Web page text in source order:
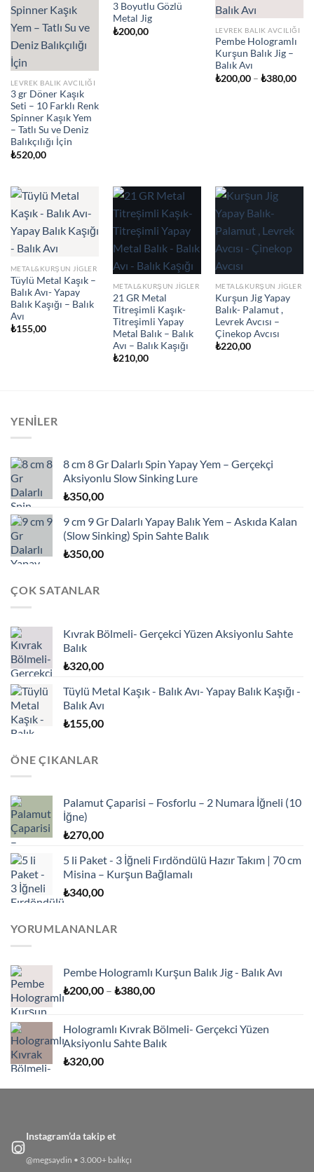
LEVREK BALIK AVCILIĞI
3 gr Döner Kaşık
Seti – 10 Farklı Renk
Spinner Kaşık Yem
– Tatlı Su ve Deniz
Balıkçılığı İçin
₺520,00
3 Boyutlu Gözlü
Metal Jig
₺200,00 LEVREK BALIK AVCILIĞI
Pembe Hologramlı
Kurşun Balık Jig –
Balık Avı
₺200,00 – ₺380,00
METAL&KURŞUN JIGLER
Tüylü Metal Kaşık –
Balık Avı- Yapay
Balık Kaşığı – Balık
Avı
₺155,00
METAL&KURŞUN JIGLER
21 GR Metal
Titreşimli Kaşık-
Titreşimli Yapay
Metal Balık – Balık
Avı – Balık Kaşığı
₺210,00
METAL&KURŞUN JIGLER
Kurşun Jig Yapay
Balık- Palamut ,
Levrek Avcısı –
Çinekop Avcısı
₺220,00
YENILER
8 cm 8 Gr Dalarlı Spin Yapay Yem – Gerçekçi
Aksiyonlu Slow Sinking Lure
₺350,00
9 cm 9 Gr Dalarlı Yapay Balık Yem – Askıda Kalan
(Slow Sinking) Spin Sahte Balık
₺350,00
ÇOK SATANLAR
Kıvrak Bölmeli- Gerçekci Yüzen Aksiyonlu Sahte
Balık
₺320,00
Tüylü Metal Kaşık - Balık Avı- Yapay Balık Kaşığı -
Balık Avı
₺155,00
ÖNE ÇIKANLAR
Palamut Çaparisi – Fosforlu – 2 Numara İğneli (10
İğne)
₺270,00
5 li Paket - 3 İğneli Fırdöndülü Hazır Takım | 70 cm
Misina – Kurşun Bağlamalı
₺340,00
YORUMLANANLAR
Pembe Hologramlı Kurşun Balık Jig - Balık Avı
₺200,00 – ₺380,00Fiyat
-
₺380,00
Hologramlı Kıvrak Bölmeli- Gerçekci Yüzen
Aksiyonlu Sahte Balık
₺320,00
Instagram’da takip et
@megsaydin • 3.000+ balıkçı